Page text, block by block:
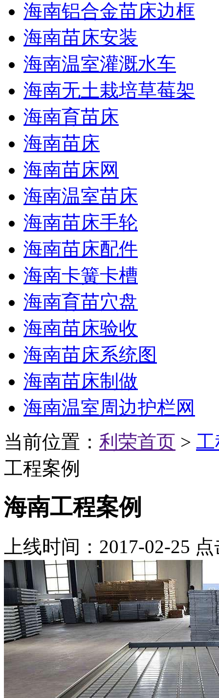
海南铝合金苗床边框
海南苗床安装
海南温室灌溉水车
海南无土栽培草莓架
海南育苗床
海南苗床
海南苗床网
海南温室苗床
海南苗床手轮
海南苗床配件
海南卡簧卡槽
海南育苗穴盘
海南苗床验收
海南苗床系统图
海南苗床制做
海南温室周边护栏网
当前位置： 利荣首页 >
工程案例
海南工程案例
上线时间：2017-02-25